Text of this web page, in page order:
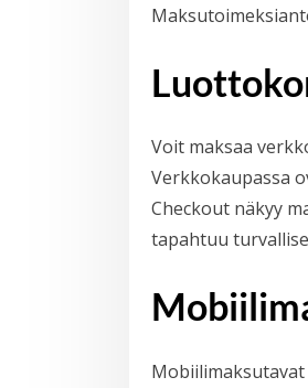
Voit maksaa
Verkkokaupassa
Checkout näkyy
tapahtuu